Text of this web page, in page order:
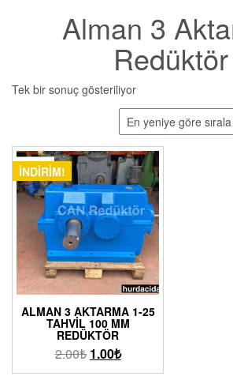
Alman 3
Redüktör
Tek bir sonuç gösteriliyor
İNDIRIM!
ALMAN 3 AKTARMA 1-25
TAHVIL 100 MM
REDÜKTÖR
2.00₺ 1.00₺